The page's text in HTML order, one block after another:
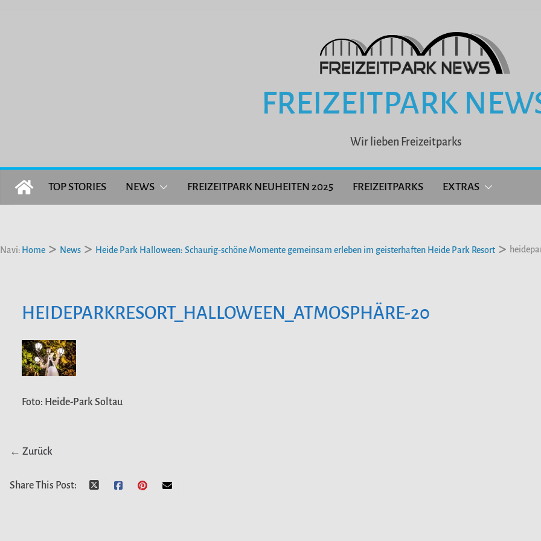
FREIZEITPARK
Wir lieben Freizeitparks
TOP STORIES NEWS FREIZEITPARK NEUHEITEN 2025 FREIZEITPARKS EXTRAS
Navi: Home News Heide Park Halloween: Schaurig-schöne Momente gemeinsam erleben im geisterhaften Heide Park Resort
HEIDEPARKRESORT_HALLOWEEN_ATMOSPHÄRE-20
Foto: Heide-Park Soltau
← Zurück
Share This Post: